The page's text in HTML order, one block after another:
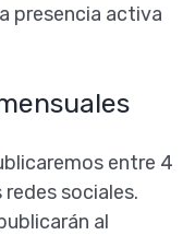
presencia activa
entre 4
sociales.
al